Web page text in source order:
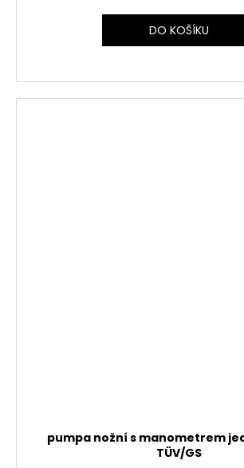
DO KOŠÍKU
pumpa nožní s manometrem
TÜV/GS